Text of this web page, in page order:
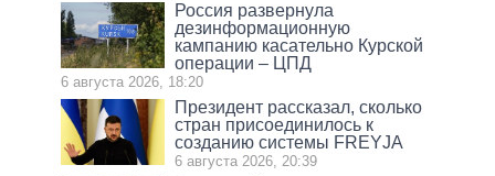
Россия развернула
дезинформационную
кампанию касательно Курской
операции – ЦПД
6 августа 2026, 18:20
Президент рассказал, сколько
стран присоединилось к
созданию системы FREYJA
6 августа 2026, 20:39